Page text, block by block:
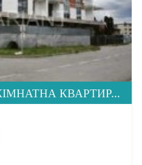
ПРОДАЄТЬСЯ ДВОКІМНАТНА КВАРТИРА, ВУЛ. КУРОРТНА 45